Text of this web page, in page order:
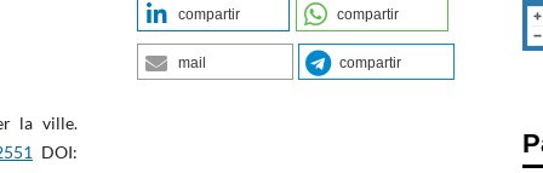
la ville.
DOI:
compartir compartir
mail compartir